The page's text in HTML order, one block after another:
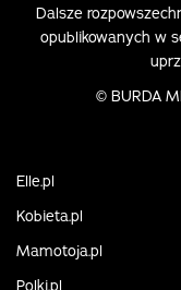
Dalsze
opublikowanych w
© BURDA
Elle.pl
Kobieta.pl
Mamotoja.pl
Polki.pl